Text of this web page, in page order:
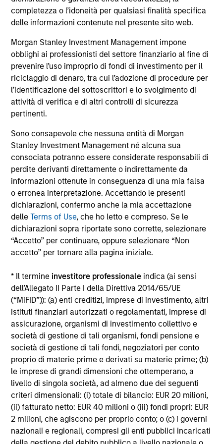
completezza o l’idoneità per qualsiasi finalità specifica
delle informazioni contenute nel presente sito web.
Morgan Stanley Investment Management impone
obblighi ai professionisti del settore finanziario al fine di
prevenire l’uso improprio di fondi di investimento per il
riciclaggio di denaro, tra cui l’adozione di procedure per
l’identificazione dei sottoscrittori e lo svolgimento di
attività di verifica e di altri controlli di sicurezza
pertinenti.
Sono consapevole che nessuna entità di Morgan
Stanley Investment Management né alcuna sua
consociata potranno essere considerate responsabili di
perdite derivanti direttamente o indirettamente da
informazioni ottenute in conseguenza di una mia falsa
o erronea interpretazione. Accettando le presenti
dichiarazioni, confermo anche la mia accettazione
delleTerms of Use, che ho letto e compreso. Se le
dichiarazioni sopra riportate sono corrette, selezionare
“Accetto” per continuare, oppure selezionare “Non
accetto” per tornare alla pagina iniziale.
* Il termine investitore professionale indica (ai sensi
dell’Allegato II Parte I della Direttiva 2014/65/UE
(“MiFID”)): (a) enti creditizi, imprese di investimento, altri
istituti finanziari autorizzati o regolamentati, imprese di
assicurazione, organismi di investimento collettivo e
società di gestione di tali organismi, fondi pensione e
società di gestione di tali fondi, negoziatori per conto
proprio di materie prime e derivati su materie prime; (b)
le imprese di grandi dimensioni che ottemperano, a
livello di singola società, ad almeno due dei seguenti
criteri dimensionali: (i) totale di bilancio: EUR 20 milioni,
(ii) fatturato netto: EUR 40 milioni o (iii) fondi propri: EUR
2 milioni, che agiscono per proprio conto; o (c) i governi
nazionali e regionali, compresi gli enti pubblici incaricati
all’emissione e al rimborso delle azioni. La fonte di tutti i
dati relativi alle performance e agli indici è Morgan Stanley
Investment Management Limited (“MSIM Ltd”).
Il valore degli investimenti e i proventi da essi derivanti
possono aumentare come diminuire e un investitore può
non
recuperare l'importo investito.
I dati di performance per i comparti con track record
inferiore a un anno non sono illustrati. Le performance sono
calcolate al netto delle commissioni. I dati di performance
da inizio anno non sono annualizzati. Le performance di
altre classi di azioni, se disponibili, potrebbero essere
diverse. Prima di investire si consiglia di valutare
attentamente gli obiettivi d’investimento, i rischi, le
commissioni e le spese del comparto.
Il ricorso alla leva aumenta i rischi: una variazione
relativamente contenuta nel valore di un investimento può
determinare una variazione molto più elevata, sia in senso
positivo che negativo, nel valore di quell’investimento e, di
conseguenza, nel valore del Comparto.
Alcuni documenti disponibili in questo sito possono
riguardare più comparti della gamma Morgan Stanley
Investment Funds. Si fa presente che non tutti i comparti
sono disponibili per le persone residenti nelle giurisdizioni
in cui tale distribuzione o disponibilità sia contraria alle
leggi o ai regolamenti locali.
Più alta è la categoria (1-7), maggiore è il potenziale di
rendimento, ma anche il rischio di perdere l’investimento.
La categoria 1 non indica un investimento privo di rischio. Si
rimanda al Documento contenente informazioni chiave per
gli investitori (KIID), nella sezione Risorse, per il rating di
rischio specifico per le classi di azioni e le avvertenze.
Il Morningstar Rating™,o “star rating” viene calcolato per i
prodotti gestiti (inclusi fondi comuni, sottoconti di rendite
variabili e polizze vita variabili, exchange-traded fund, fondi
chiusi e conti separati) con uno storico minimo di tre anni.
Gli exchange-traded fund e i fondi comuni aperti sono
considerati come un’unica categoria a fini comparativi. Il
rating viene calcolato sulla base di una misura del